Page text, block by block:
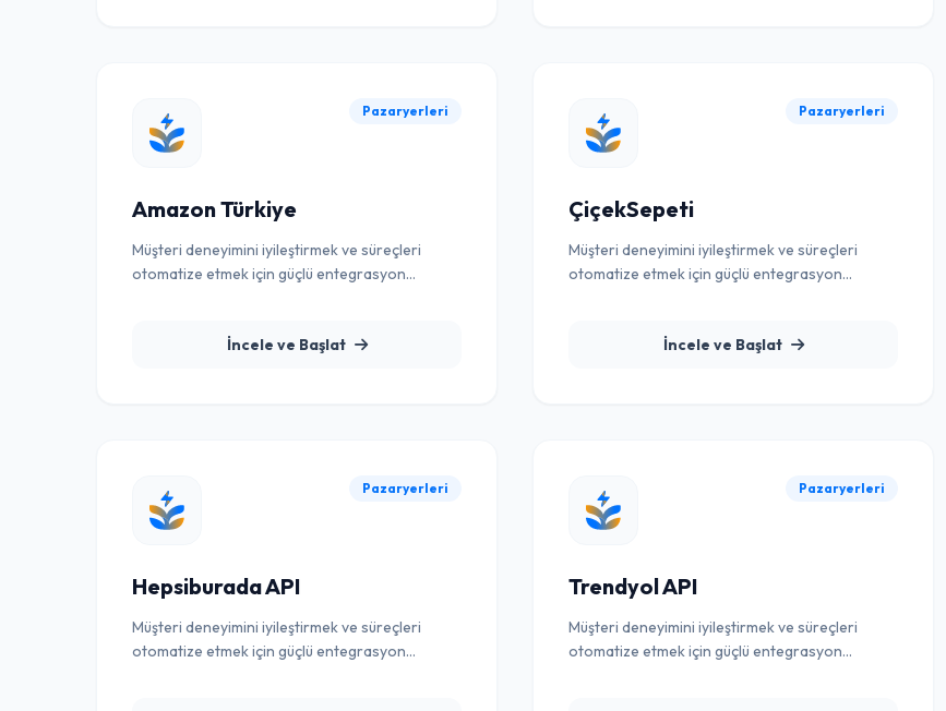
Pazaryerleri
Amazon Türkiye
Müşteri deneyimini iyileştirmek ve süreçleri
otomatize etmek için güçlü entegrasyon
İncele ve Başlat
Pazaryerleri
ÇiçekSepeti
Müşteri deneyimini iyileştirmek ve süreçleri
otomatize etmek için güçlü entegrasyon
İncele ve Başlat
Pazaryerleri
Hepsiburada API
Müşteri deneyimini iyileştirmek ve süreçleri
otomatize etmek için güçlü entegrasyon
Pazaryerleri
Trendyol API
Müşteri deneyimini iyileştirmek ve süreçleri
otomatize etmek için güçlü entegrasyon